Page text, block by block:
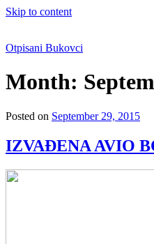
Skip to content
Otpisani Bukovci
Month:
Posted on September 29, 2015
IZVAÐENA AVIO